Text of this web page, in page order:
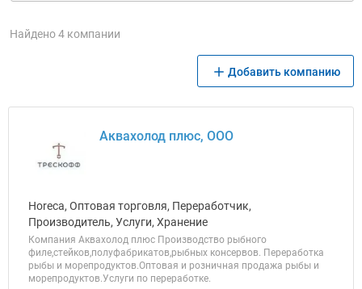
Найдено 4 компании
Добавить компанию
Аквахолод плюс, ООО
Horeca, Оптовая торговля, Переработчик,
Производитель, Услуги, Хранение
Компания Аквахолод плюс Производство рыбного
филе,стейков,полуфабрикатов,рыбных консервов. Переработка
рыбы и морепродуктов.Оптовая и розничная продажа рыбы и
морепродуктов.Услуги по переработке.